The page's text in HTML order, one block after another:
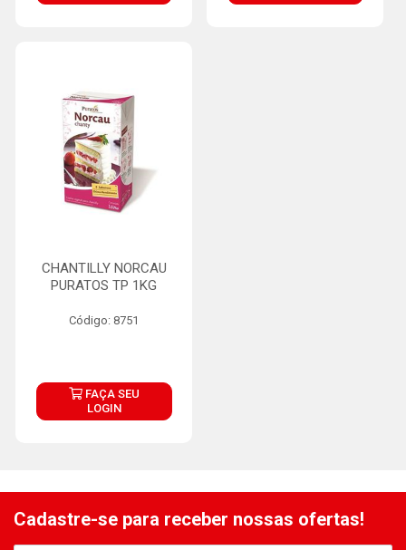
CHANTILLY NORCAU
PURATOS TP 1KG
Código: 8751
FAÇA SEU
LOGIN
Cadastre-se para receber nossas ofertas!